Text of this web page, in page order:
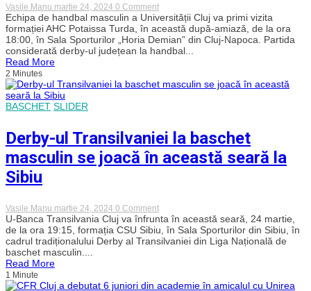
Vasile Manu martie 24, 2024 0 Commenton
Derby-
ul
județului
Cluj
la
„U”
Echipa de handbal masculin a Universității Cluj va primi vizita
formației AHC Potaissa Turda, în această după-amiază, de la ora
18:00, în Sala Sporturilor „Horia Demian” din Cluj-Napoca. Partida
considerată derby-ul județean la handbal...
Read More
2 Minutes
BASCHET SLIDER
Derby-ul Transilvaniei la baschet
masculin se joacă în această seară la
Sibiu
Vasile Manu martie 24, 2024 0 Commenton
Derby-
ul
Transilvaniei
la
joacă
U-Banca Transilvania Cluj va înfrunta în această seară, 24 martie,
de la ora 19:15, formația CSU Sibiu, în Sala Sporturilor din Sibiu, în
cadrul tradiționalului Derby al Transilvaniei din Liga Națională de
baschet masculin....
Read More
1 Minute